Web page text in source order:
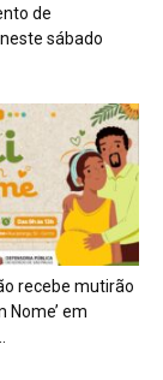
de
sábado
recebe mutirão
Nome’ em